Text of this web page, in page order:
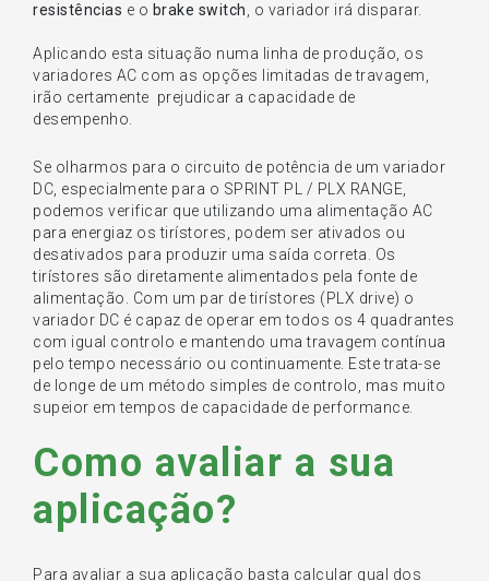
resistências e o brake switch, o variador irá disparar.
Aplicando esta situação numa linha de produção, os
variadores AC com as opções limitadas de travagem,
irão certamente prejudicar a capacidade de
desempenho.
Se olharmos para o circuito de potência de um variador
DC, especialmente para o SPRINT PL / PLX RANGE,
podemos verificar que utilizando uma alimentação AC
para energiaz os tirístores, podem ser ativados ou
desativados para produzir uma saída correta. Os
tirístores são diretamente alimentados pela fonte de
alimentação. Com um par de tirístores (PLX drive) o
variador DC é capaz de operar em todos os 4 quadrantes
com igual controlo e mantendo uma travagem contínua
pelo tempo necessário ou continuamente. Este trata-se
de longe de um método simples de controlo, mas muito
supeior em tempos de capacidade de performance.
Como avaliar a sua
aplicação?
Para avaliar a sua aplicação basta calcular qual dos